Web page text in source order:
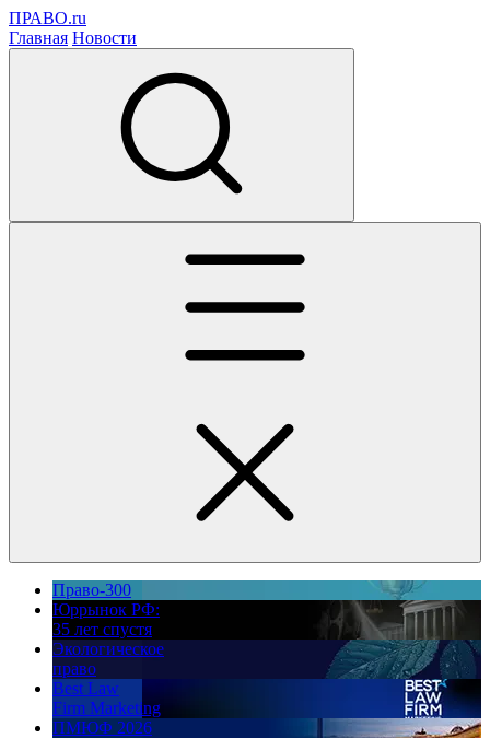
ПРАВО.ru
Главная Новости
Право-300
Юррынок РФ:
35 лет спустя
Экологическое
право
Best Law
Firm Marketing
ПМЮФ 2026